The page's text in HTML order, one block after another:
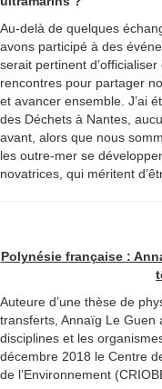
Au-delà de quelques
avons participé à des
serait pertinent
rencontres pour partager
et avancer ensemble. J’ai
des Déchets à Nantes,
avant, alors que nous
les outre-mer se
novatrices, qui méritent
Polynésie française :
Auteure d’une thèse de
transferts, Annaïg Le Guen
disciplines et les
décembre 2018 le Centre
de l’Environnement